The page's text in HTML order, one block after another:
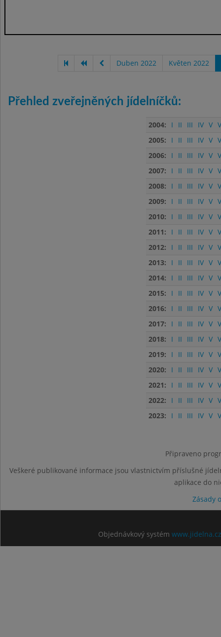
Duben 2022 Květen 2022
Přehled zveřejněných jídelníčků:
2004: I II III IV V
2005:
I II III IV V
2006:
I II III IV V
2007:
I II III IV V
2008:
I II III IV V
2009:
I II III IV V
2010:
I II III IV V
2011:
I II III IV V
2012:
I II III IV V
2013:
I II III IV V
2014:
I II III IV V
2015:
I II III IV V
2016:
I II III IV V
2017:
I II III IV V
2018:
I II III IV V
2019:
I II III IV V
2020:
I II III IV V
2021:
I II III IV V
2022:
I II III IV V
2023:
I II III IV V
Připraveno
Veškeré publikované informace jsou vlastnictvím příslušné
aplikace do
Zásady
Objednávkový systém www.jidelna.cz